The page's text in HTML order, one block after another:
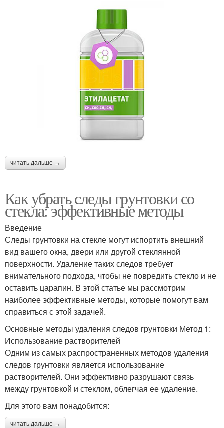
читать дальше →
Как убрать следы грунтовки со
стекла: эффективные методы
Введение
Следы грунтовки на стекле могут испортить внешний
вид вашего окна, двери или другой стеклянной
поверхности. Удаление таких следов требует
внимательного подхода, чтобы не повредить стекло и не
оставить царапин. В этой статье мы рассмотрим
наиболее эффективные методы, которые помогут вам
справиться с этой задачей.
Основные методы удаления следов грунтовки Метод 1:
Использование растворителей
Одним из самых распространенных методов удаления
следов грунтовки является использование
растворителей. Они эффективно разрушают связь
между грунтовкой и стеклом, облегчая ее удаление.
Для этого вам понадобится:
читать дальше →